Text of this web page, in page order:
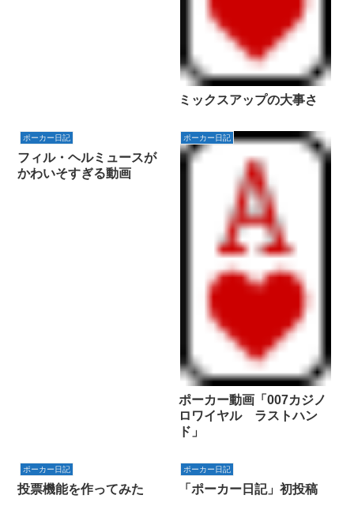
ミックスアップの大事さ
ポーカー日記
フィル・ヘルミュースが
かわいそすぎる動画
ポーカー日記
ポーカー動画「007カジノ
ロワイヤル ラストハン
ド」
ポーカー日記
投票機能を作ってみた
ポーカー日記
「ポーカー日記」初投稿